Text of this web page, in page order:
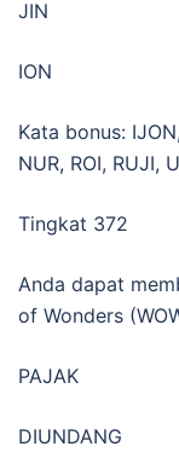
JIN
ION
Kata bonus:
NUR, ROI, RUJI,
Tingkat 372
Anda dapat
of Wonders
PAJAK
DIUNDANG